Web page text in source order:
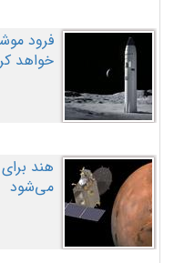
فرود
خواهد
هند
می‌شود